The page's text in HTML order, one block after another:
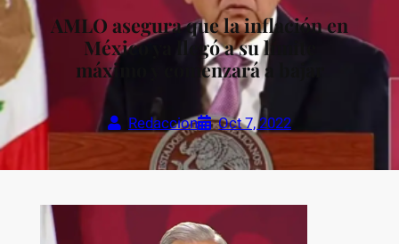
AMLO asegura que la inflación en
México ya llegó a su límite
máximo y comenzará a bajar
Redaccion Oct 7, 2022